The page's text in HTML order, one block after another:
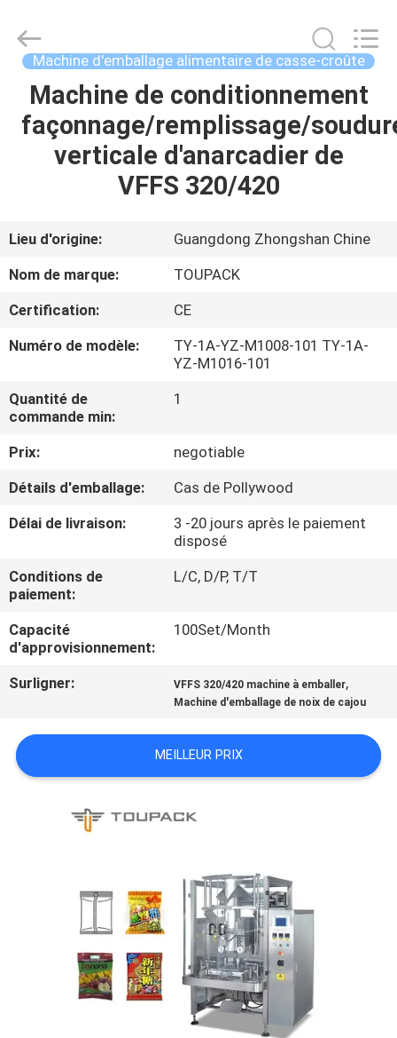
MAISON
PRODUITS
PROPOS
DE
NOUS
VISITE
D'USINE
CONTRÔLE
QUALITÉ
NOUS
NOUVELLES
DEMANDEZ
UN DEVIS
POLITIQUE
CONFIDENTIALITÉ
EQUIPMENT
Reserved.
Machine d'emballage alimentaire de casse-croûte
Machine de conditionnement
façonnage/remplissage/
verticale d'anarcadier de
VFFS 320/420
Lieu d'origine:
Guangdong Zhongshan Chine
Nom de marque:
TOUPACK
Certification:
CE
Numéro de modèle:
TY-1A-YZ-M1008-101 TY-1A-
YZ-M1016-101
Quantité de
commande min:
1
Prix:
negotiable
Détails d'emballage:
Cas de Pollywood
Délai de livraison:
3 -20 jours après le paiement
disposé
Conditions de
paiement:
L/C, D/P, T/T
Capacité
d'approvisionnement:
100Set/Month
Surligner: VFFS 320/420 machine à emballer,
Machine d'emballage de noix de cajou
MEILLEUR PRIX